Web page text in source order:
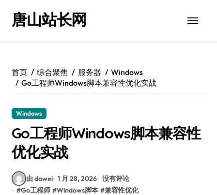
唐山站长网
首页 综合聚焦 服务器
Windows
Go工程师Windows脚本兼容性优化实战
Windows
Go工程师Windows脚本兼容性
优化实战
由 dawei 1 月 28, 2026 没有评论
#Go工程师 #Windows脚本 #兼容性优化